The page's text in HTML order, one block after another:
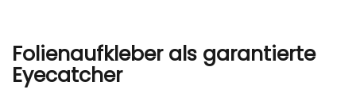
Folienaufkleber als garantierte
Eyecatcher